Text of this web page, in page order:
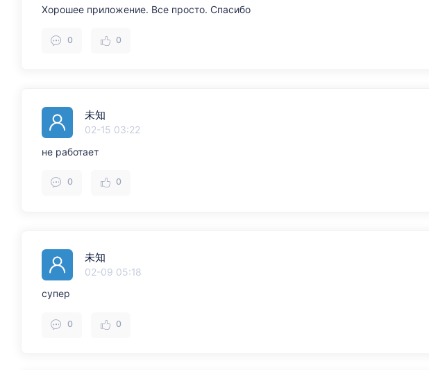
Хорошее приложение. Все просто. Спасибо
0 0
未知
02-15 03:22
не работает
0 0
未知
02-09 05:18
супер
0 0